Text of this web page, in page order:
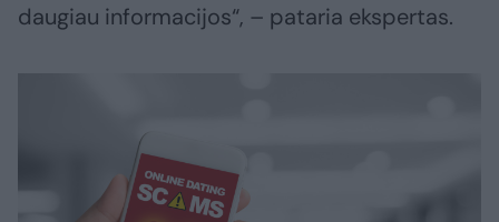
daugiau informacijos“, – pataria ekspertas.